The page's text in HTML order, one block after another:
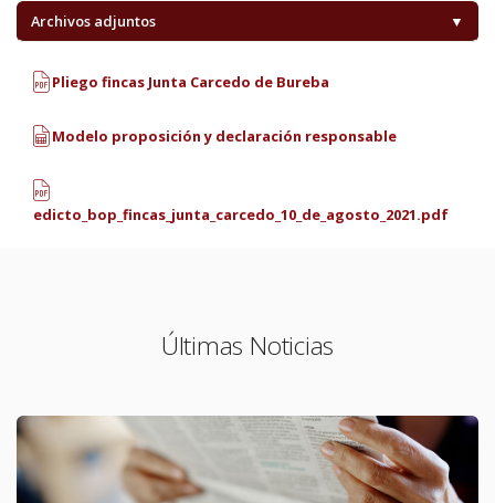
Archivos adjuntos ▼
Pliego fincas Junta Carcedo de Bureba
Modelo proposición y declaración responsable
edicto_bop_fincas_junta_carcedo_10_de_agosto_2021.pdf
Últimas Noticias